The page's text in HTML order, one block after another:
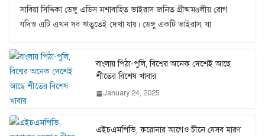
সাবিয়া সিদ্দিকা ডেঙ্গু এডিস মশাবাহিত ভাইরাস জনিত গ্রীষ্মমণ্ডলীয় রোগ
যদিও এটি এখন সব ঋতুতেই দেখা যায়। ডেঙ্গু একটি ভাইরাস, যা
বাংলায় পিঠা-পুলি, বিশ্বের অনেক দেশেই আছে
শীতের বিশেষ খাবার
January 24, 2025
এইচএমপিভি, করোনার আগেও চীনে যেসব মারণ